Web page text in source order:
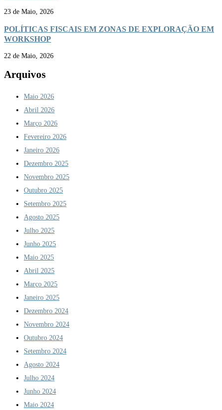
23 de Maio, 2026
POLÍTICAS FISCAIS EM ZONAS DE EXPLORAÇÃO EM
WORKSHOP
22 de Maio, 2026
Arquivos
Maio 2026
Abril 2026
Março 2026
Fevereiro 2026
Janeiro 2026
Dezembro 2025
Novembro 2025
Outubro 2025
Setembro 2025
Agosto 2025
Julho 2025
Junho 2025
Maio 2025
Abril 2025
Março 2025
Janeiro 2025
Dezembro 2024
Novembro 2024
Outubro 2024
Setembro 2024
Agosto 2024
Julho 2024
Junho 2024
Maio 2024